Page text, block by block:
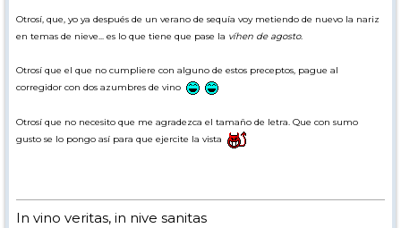
Otrosí, que, yo ya después de un verano de sequía voy metiendo de nuevo la nariz
en temas de nieve... es lo que tiene que pase la víhen de agosto.
Otrosí que el que no cumpliere con alguno de estos preceptos, pague al
corregidor con dos azumbres de vino
Otrosí que no necesito que me agradezca el tamaño de letra. Que con sumo
gusto se lo pongo así para que ejercite la vista
In vino veritas, in nive sanitas